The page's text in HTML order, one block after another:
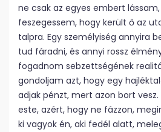
ne csak az egyes embert
feszegessem, hogy került ő az
talpra. Egy személyiség annyira
tud fáradni, és annyi rossz
fogadnom sebzettségének
gondoljam azt, hogy egy
adjak pénzt, mert azon bort
este, azért, hogy ne fázzon,
ki vagyok én, aki fedél alatt,